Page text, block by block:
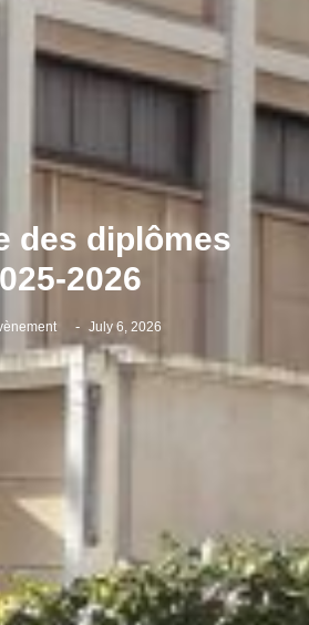
des diplômes
2026
- July 6, 2026